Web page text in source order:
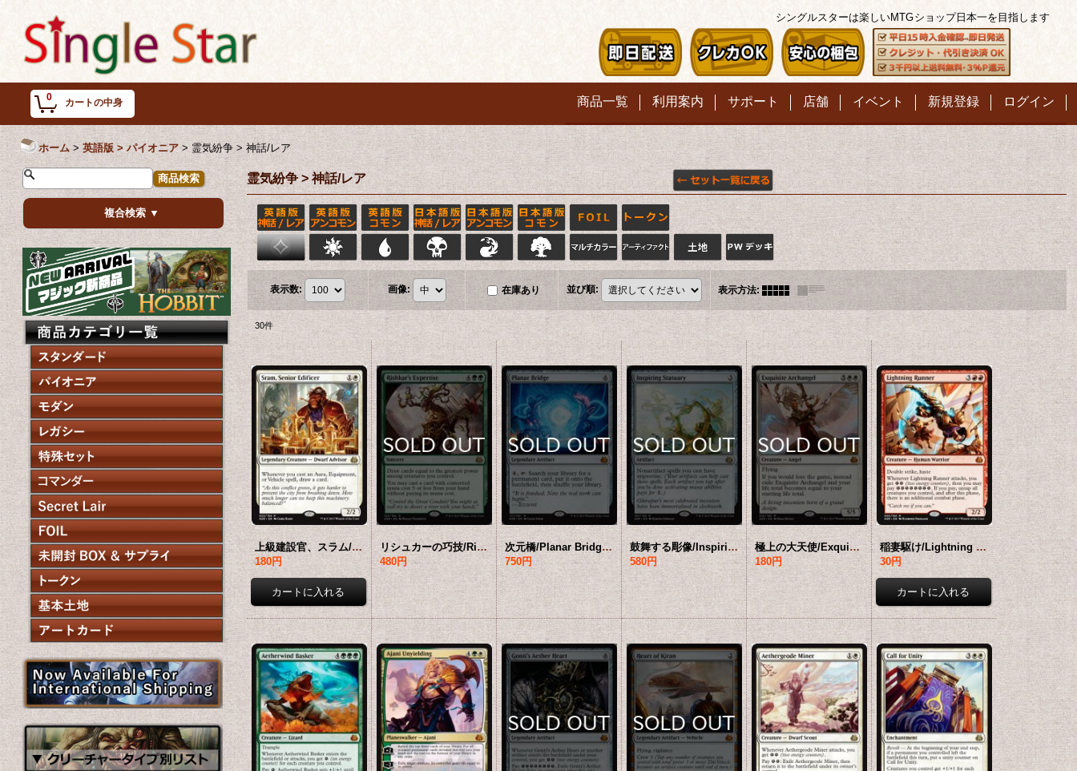
0 カートの中身
シングルスターは楽しいMTGショップ日本一を目指します
ログイン
新規登録
イベント
店舗
サポート
利用案内
商品一覧
ホーム > 英語版 > パイオニア > 霊気紛争 > 神話/レア
複合検索 ▼
霊気紛争 > 神話/レア
表示数: 画像: 在庫あり 並び順: 表示方法:
30件
上級建設官、スラム/Sram, Senior Edificer 【英語版】 [AER-白R]
180円
リシュカーの巧技/Rishkar's Expertise 【英語版】 [AER-緑R]
480円
次元橋/Planar Bridge 【英語版】 [AER-灰MR]
750円
鼓舞する彫像/Inspiring Statuary 【英語版】 [AER-灰R]
580円
極上の大天使/Exquisite Archangel 【英語版】 [AER-白MR]
180円
稲妻駆け/Lightning Runner 【英語版】 [AER-赤MR]
30円